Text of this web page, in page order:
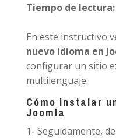
Tiempo de lectura:
En este instructivo
nuevo idioma en
configurar un sitio
multilenguaje.
Cómo instalar
Joomla
1- Seguidamente,